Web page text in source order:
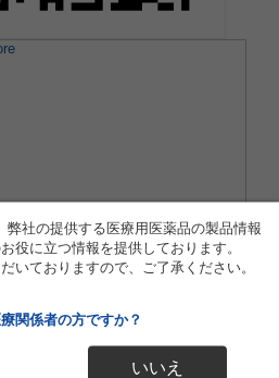
弊社の提供する医療用医薬品の製品情報
役に立つ情報を提供しております。
いておりますので、ご了承ください。
関係者の方ですか？
いいえ